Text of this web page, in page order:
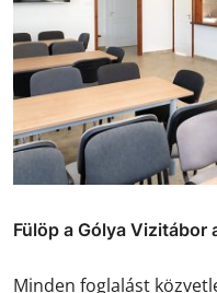
Fülöp a Gólya Vizitábor
Minden foglalást